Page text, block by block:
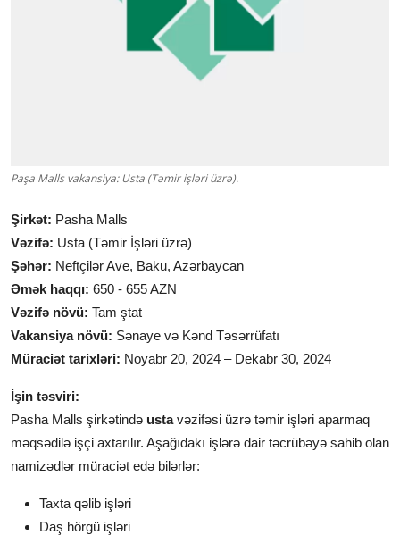
Paşa Malls vakansiya: Usta (Təmir işləri üzrə).
Şirkət: Pasha Malls
Vəzifə: Usta (Təmir İşləri üzrə)
Şəhər: Neftçilər Ave, Baku, Azərbaycan
Əmək haqqı: 650 - 655 AZN
Vəzifə növü: Tam ştat
Vakansiya növü: Sənaye və Kənd Təsərrüfatı
Müraciət tarixləri: Noyabr 20, 2024 – Dekabr 30, 2024
İşin təsviri:
Pasha Malls şirkətində ustavəzifəsi üzrə təmir işləri aparmaq
məqsədilə işçi axtarılır. Aşağıdakı işlərə dair təcrübəyə sahib olan
namizədlər müraciət edə bilərlər:
Taxta qəlib işləri
Daş hörgü işləri